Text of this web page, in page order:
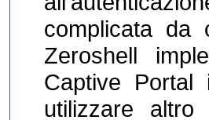
complicata da
Zeroshell
Captive Portal
utilizzare altro